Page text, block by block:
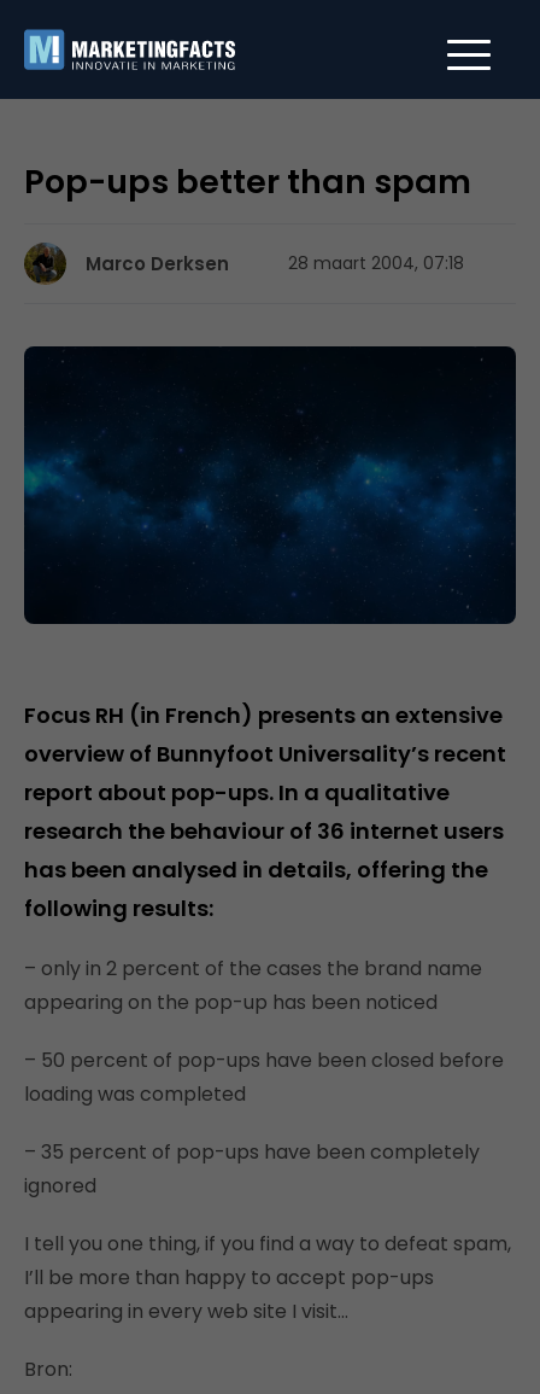
Pop-ups better than spam
Marco Derksen 28 maart 2004, 07:18
Focus RH (in French) presents an extensive
overview of Bunnyfoot Universality’s recent
report about pop-ups. In a qualitative
research the behaviour of 36 internet users
has been analysed in details, offering the
following results:
– only in 2 percent of the cases the brand name
appearing on the pop-up has been noticed
– 50 percent of pop-ups have been closed before
loading was completed
– 35 percent of pop-ups have been completely
ignored
I tell you one thing, if you find a way to defeat spam,
I’ll be more than happy to accept pop-ups
appearing in every web site I visit…
Bron: